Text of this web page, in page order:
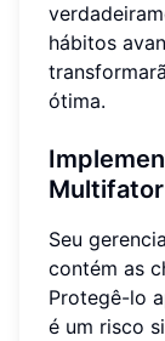
hábitos
ótima.
Multifator
Seu
contém as
Protegê-lo
é um risco